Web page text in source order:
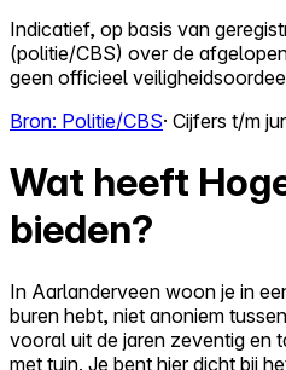
Indicatief, op basis van
(politie/CBS) over de
geen officieel
Bron: Politie/CBS· Cijfers t/m
Wat heeft
bieden?
In Aarlanderveen woon je in
buren hebt, niet anoniem
vooral uit de jaren zeventig en
met tuin. Je bent hier dicht bij